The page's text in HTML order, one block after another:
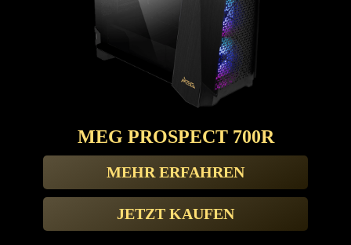
MEG PROSPECT 700R
MEHR ERFAHREN
JETZT KAUFEN